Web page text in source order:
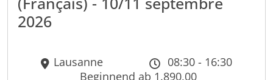
2026
Lausanne
08:30 - 16:30
Beginnend ab 1.890,00